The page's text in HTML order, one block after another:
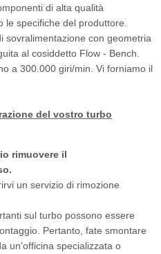
di alta qualità
specifiche del produttore.
sovralimentazione con geometria
al cosiddetto Flow - Bench.
a 300.000 giri/min. Vi forniamo il
del vostro turbo
rimuovere il
un servizio di rimozione
sul turbo possono essere
Pertanto, fate smontare
un'officina specializzata o